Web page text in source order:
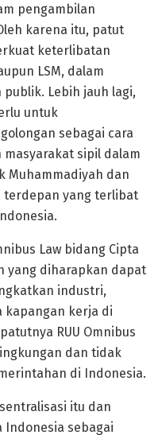
pengambilan
karena itu, patut
keterlibatan
LSM, dalam
Lebih jauh lagi,
untuk
sebagai cara
sipil dalam
Muhammadiyah dan
terdepan yang terlibat
Law bidang Cipta
yang diharapkan dapat
industri,
kapangan kerja di
RUU Omnibus
dan tidak
di Indonesia.
itu dan
Indonesia sebagai